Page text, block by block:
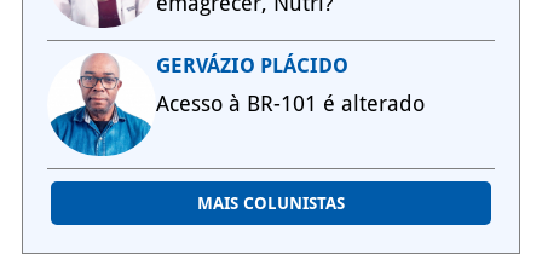
GERVÁZIO PLÁCIDO
Acesso à BR-101 é alterado
MAIS COLUNISTAS